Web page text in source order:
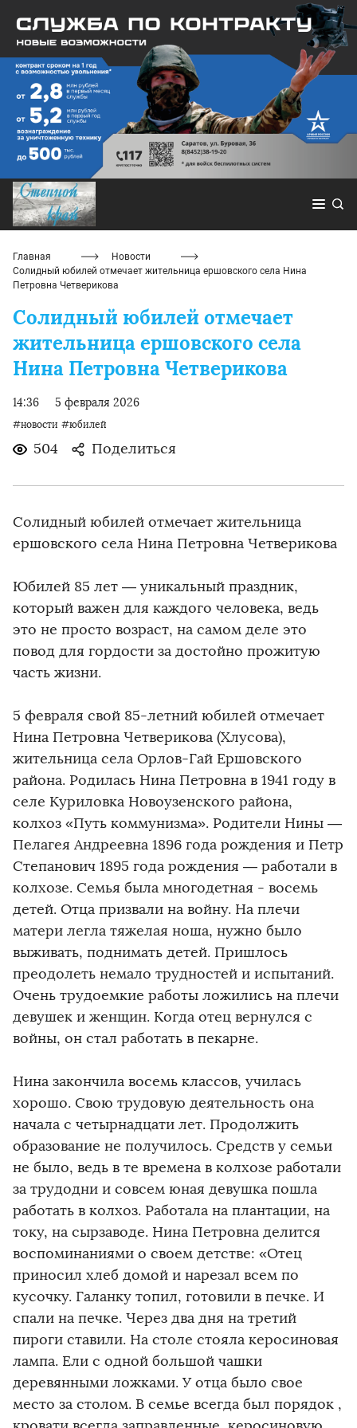
Главная
Новости
Солидный юбилей отмечает жительница ершовского села Нина
Петровна Четверикова
Солидный юбилей отмечает
жительница ершовского села
Нина Петровна Четверикова
14:36 5 февраля 2026
#новости #юбилей
504 Поделиться
Солидный юбилей отмечает жительница
ершовского села Нина Петровна Четверикова
Юбилей 85 лет — уникальный праздник,
который важен для каждого человека, ведь
это не просто возраст, на самом деле это
повод для гордости за достойно прожитую
часть жизни.
5 февраля свой 85-летний юбилей отмечает
Нина Петровна Четверикова (Хлусова),
жительница села Орлов-Гай Ершовского
района. Родилась Нина Петровна в 1941 году в
селе Куриловка Новоузенского района,
колхоз «Путь коммунизма». Родители Нины —
Пелагея Андреевна 1896 года рождения и Петр
Степанович 1895 года рождения — работали в
колхозе. Семья была многодетная - восемь
детей. Отца призвали на войну. На плечи
матери легла тяжелая ноша, нужно было
выживать, поднимать детей. Пришлось
преодолеть немало трудностей и испытаний.
Очень трудоемкие работы ложились на плечи
девушек и женщин. Когда отец вернулся с
войны, он стал работать в пекарне.
Нина закончила восемь классов, училась
хорошо. Свою трудовую деятельность она
начала с четырнадцати лет. Продолжить
образование не получилось. Средств у семьи
не было, ведь в те времена в колхозе работали
за трудодни и совсем юная девушка пошла
работать в колхоз. Работала на плантации, на
току, на сырзаводе. Нина Петровна делится
воспоминаниями о своем детстве: «Отец
приносил хлеб домой и нарезал всем по
кусочку. Галанку топил, готовили в печке. И
спали на печке. Через два дня на третий
пироги ставили. На столе стояла керосиновая
лампа. Ели с одной большой чашки
деревянными ложками. У отца было свое
место за столом. В семье всегда был порядок ,